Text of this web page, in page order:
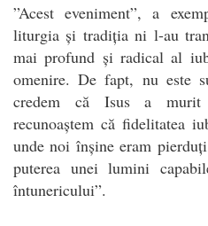
”Acest eveniment”, a
liturgia și tradiția ni l-au
mai profund și radical al
omenire. De fapt, nu este
credem că Isus a
recunoaștem că fidelitatea
unde noi înșine eram
puterea unei lumini
întunericului”.